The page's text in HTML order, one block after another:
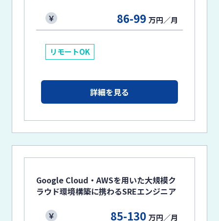
86-99万円／月
リモートOK
詳細を見る
Google Cloud・AWSを用いた大規模ク
ラウド環境構築に携わるSREエンジニア
85-130万円／月